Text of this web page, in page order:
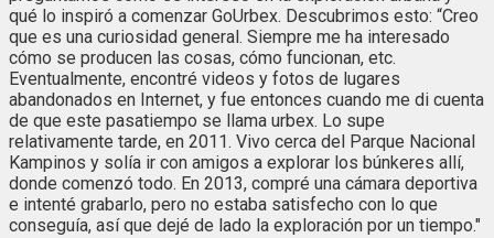
qué lo inspiró a comenzar GoUrbex. Descubrimos esto: “Creo
que es una curiosidad general. Siempre me ha interesado
cómo se producen las cosas, cómo funcionan, etc.
Eventualmente, encontré videos y fotos de lugares
abandonados en Internet, y fue entonces cuando me di cuenta
de que este pasatiempo se llama urbex. Lo supe
relativamente tarde, en 2011. Vivo cerca del Parque Nacional
Kampinos y solía ir con amigos a explorar los búnkeres allí,
donde comenzó todo. En 2013, compré una cámara deportiva
e intenté grabarlo, pero no estaba satisfecho con lo que
conseguía, así que dejé de lado la exploración por un tiempo."